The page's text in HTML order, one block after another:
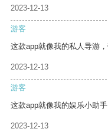
2023-12-13
游客
这款app就像我的私人导游
2023-12-13
游客
这款app就像我的娱乐小助
2023-12-13